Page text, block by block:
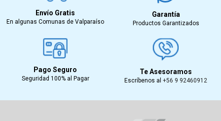
Envío Gratis
En algunas Comunas de Valparaíso
Garantía
Productos Garantizados
Pago Seguro
Seguridad 100% al Pagar
Te Asesoramos
Escríbenos al +56 9 92460912